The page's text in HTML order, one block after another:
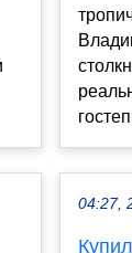
04:27,